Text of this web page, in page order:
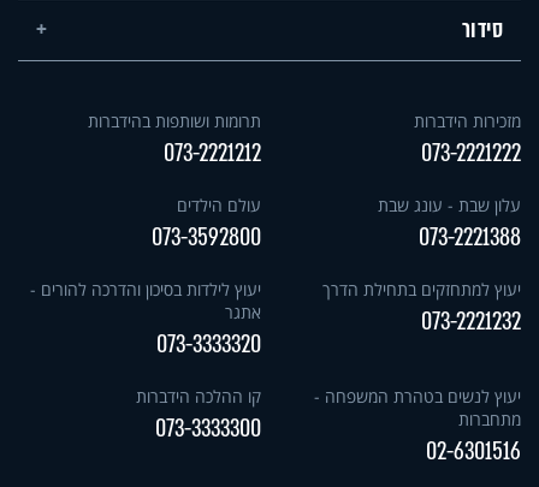
סידור
מזכירות הידברות
073-2221222
תרומות ושותפות בהידברות
073-2221212
עלון שבת - עונג שבת
073-2221388
עולם הילדים
073-3592800
יעוץ למתחזקים בתחילת הדרך
073-2221232
יעוץ לילדות בסיכון והדרכה להורים -
אתגר
073-3333320
יעוץ לנשים בטהרת המשפחה -
מתחברות
02-6301516
קו ההלכה הידברות
073-3333300